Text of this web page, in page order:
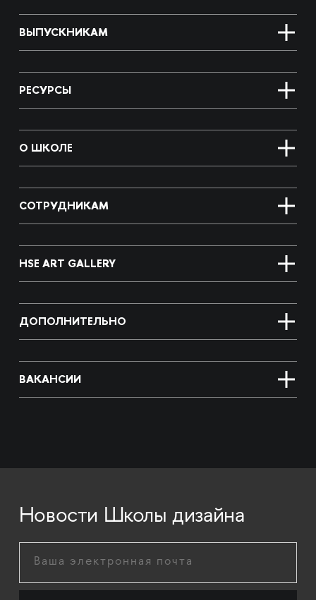
ВЫПУСКНИКАМ
РЕСУРСЫ
О ШКОЛЕ
СОТРУДНИКАМ
HSE ART GALLERY
ДОПОЛНИТЕЛЬНО
ВАКАНСИИ
Новости Школы дизайна